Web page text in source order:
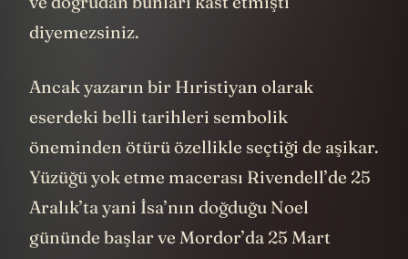
ve doğrudan bunları kast etmişti
diyemezsiniz.
Ancak yazarın bir Hıristiyan olarak
eserdeki belli tarihleri sembolik
öneminden ötürü özellikle seçtiği de aşikar.
Yüzüğü yok etme macerası Rivendell’de 25
Aralık’ta yani İsa’nın doğduğu Noel
gününde başlar ve Mordor’da 25 Mart